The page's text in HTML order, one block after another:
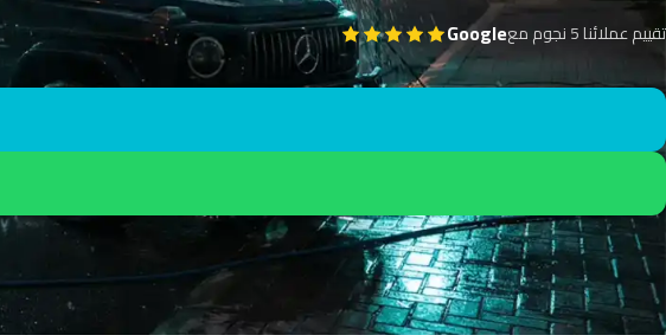
تقييم عملائنا 5 نجوم مع Google